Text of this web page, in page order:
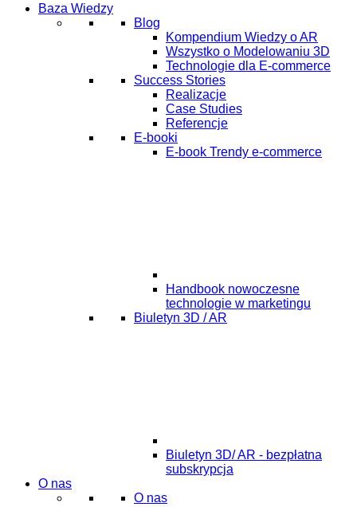
Baza Wiedzy
Blog
Kompendium Wiedzy o AR
Wszystko o Modelowaniu 3D
Technologie dla E-commerce
Success Stories
Realizacje
Case Studies
Referencje
E-booki
E-book Trendy e-commerce
Handbook nowoczesne
technologie w marketingu
Biuletyn 3D / AR
Biuletyn 3D/ AR - bezpłatna
subskrypcja
O nas
O nas